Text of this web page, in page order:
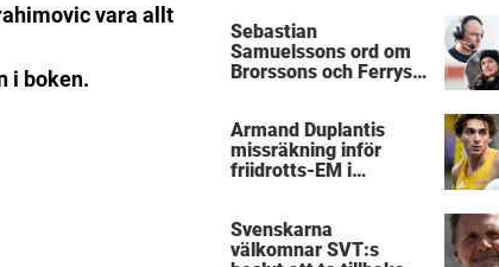
vara allt
i boken.
Sebastian
Samuelssons ord om
Brorssons och Ferrys
Armand Duplantis
missräkning inför
friidrotts-EM i
Svenskarna
välkomnar SVT:s